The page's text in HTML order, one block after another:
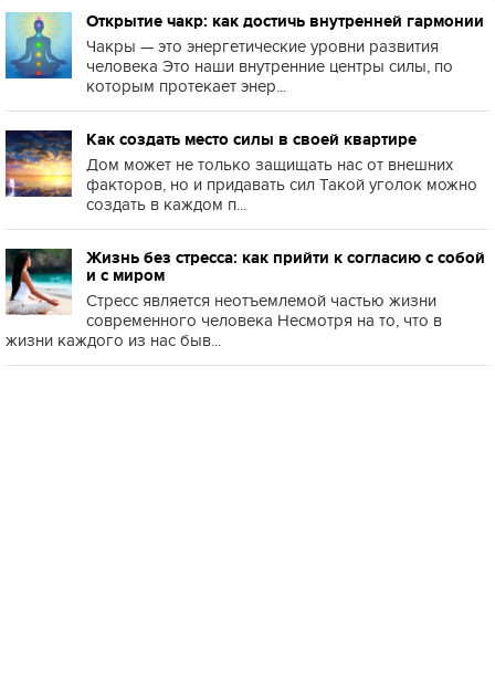
Открытие чакр: как достичь внутренней гармонии
Чакры — это энергетические уровни развития
человека Это наши внутренние центры силы, по
которым протекает энер...
Как создать место силы в своей квартире
Дом может не только защищать нас от внешних
факторов, но и придавать сил Такой уголок можно
создать в каждом п...
Жизнь без стресса: как прийти к согласию с собой
и с миром
Стресс является неотъемлемой частью жизни
современного человека Несмотря на то, что в
жизни каждого из нас быв...